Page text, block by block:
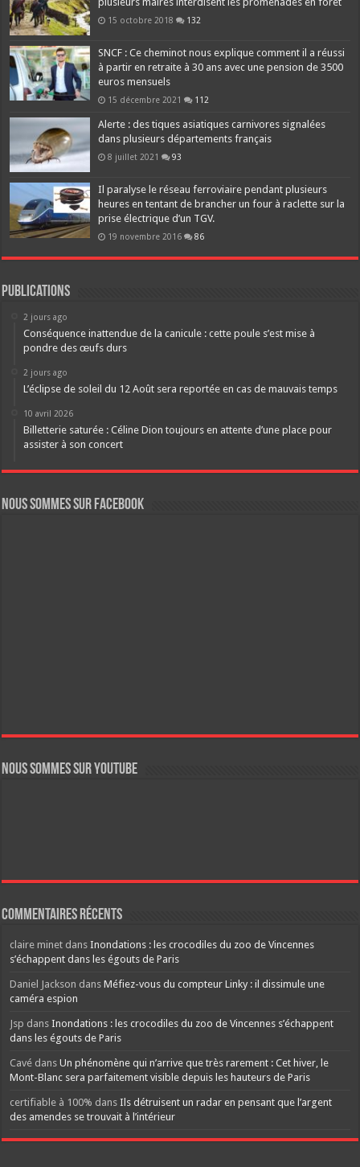
15 octobre 2018 132
SNCF : Ce cheminot nous explique comment il a réussi
à partir en retraite à 30 ans avec une pension de 3500
euros mensuels
15 décembre 2021 112
Alerte : des tiques asiatiques carnivores signalées
dans plusieurs départements français
8 juillet 2021 93
Il paralyse le réseau ferroviaire pendant plusieurs
heures en tentant de brancher un four à raclette sur la
prise électrique d’un TGV.
19 novembre 2016 86
Publications
2 jours ago
Conséquence inattendue de la canicule : cette poule s’est mise à
pondre des œufs durs
2 jours ago
L’éclipse de soleil du 12 Août sera reportée en cas de mauvais temps
10 avril 2026
Billetterie saturée : Céline Dion toujours en attente d’une place pour
assister à son concert
Nous sommes sur FaceBook
Nous sommes sur YouTube
Commentaires récents
claire minet dansInondations : les crocodiles du zoo de Vincennes
s’échappent dans les égouts de Paris
Daniel Jackson dansMéfiez-vous du compteur Linky : il dissimule une
caméra espion
Jsp dansInondations : les crocodiles du zoo de Vincennes s’échappent
dans les égouts de Paris
Cavé dansUn phénomène qui n’arrive que très rarement : Cet hiver, le
Mont-Blanc sera parfaitement visible depuis les hauteurs de Paris
certifiable à 100% dansIls détruisent un radar en pensant que l’argent
des amendes se trouvait à l’intérieur